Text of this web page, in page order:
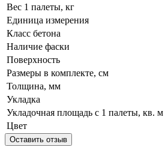
Вес 1 палеты, кг
Единица измерения
Класс бетона
Наличие фаски
Поверхность
Размеры в комплекте, см
Толщина, мм
Укладка
Укладочная площадь с 1 палеты, кв. м
Цвет
Оставить отзыв